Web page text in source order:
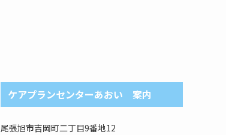
ケアプランセンターあおい 案内
尾張旭市吉岡町二丁目9番地12